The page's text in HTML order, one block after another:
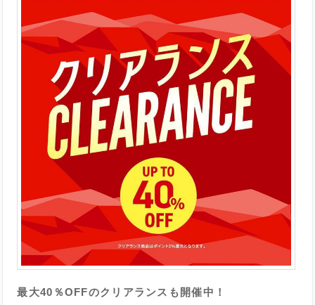
最大40％OFFのクリアランスも開催中！